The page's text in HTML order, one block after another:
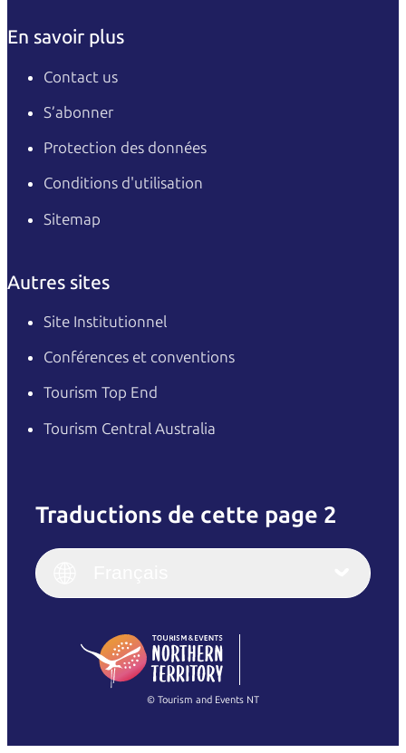
En savoir plus
Contact us
S’abonner
Protection des données
Conditions d'utilisation
Sitemap
Autres sites
Site Institutionnel
Conférences et conventions
Tourism Top End
Tourism Central Australia
Traductions de cette page 2
English
(Singapore)
Français
Italiano
繁體中文
© Tourism and Events NT